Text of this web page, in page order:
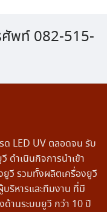
ศัพท์ 082-515-
ด LED UV ตลอดจน รับ
ดำเนินกิจการนำเข้า
วี รวมทั้งผลิตเครื่องยูวี
ริหารและทีมงาน ที่มี
ด้านระบบยูวี กว่า 10 ปี